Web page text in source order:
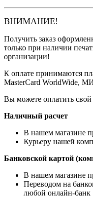
ВНИМАНИЕ!
Получить заказ
только при наличии
организации!
К оплате принимаются
MasterCard WorldWide,
Вы можете оплатить
Наличный расчет
В нашем магазине
Курьеру нашей
Банковской картой
В нашем магазине
Переводом на
любой онлайн-банк